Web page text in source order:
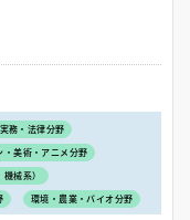
務・法律分野
・美術・アニメ分野
械系）
環境・農業・バイオ分野